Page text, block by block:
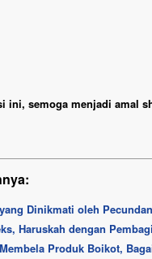
ini, semoga menjadi amal
Dinikmati oleh
Haruskah dengan
Produk Boikot,